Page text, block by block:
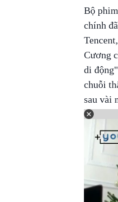
Bộ phim
chính
Cương
di
chuỗi
sau vài